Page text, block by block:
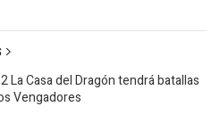
La Casa del Dragón tendrá batallas
Vengadores